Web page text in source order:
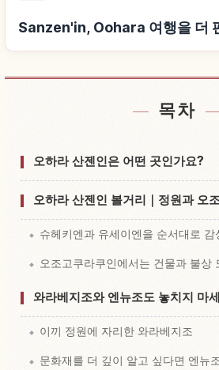
Sanzen'in, Oohara 여행을 더
Sanzen'in, Oohara 근처
Sanzen'in, Oohara 체
목차
오하라 산젠인은 어떤 곳인가요?
오하라 산젠인 볼거리｜정원과 오
슈헤키엔과 유세이엔을 순서대로 감
오조고쿠라쿠인에서는 건물과 불상
와라베지조와 엔뉴조도 놓치지 마
이끼 정원에 자리한 와라베지조
문화재를 더 깊이 알고 싶다면 엔뉴